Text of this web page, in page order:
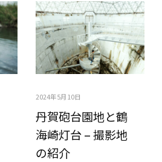
2024年5月10日
丹賀砲台園地と鶴
海崎灯台 – 撮影地
の紹介